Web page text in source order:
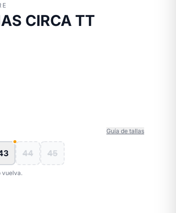
CIRCA TT
Guía de tallas
44 45
vuelva.